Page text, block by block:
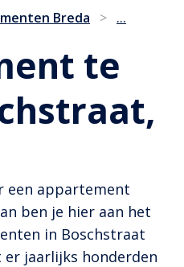
Breda > ...
te
een appartement
ben je hier aan het
in Boschstraat
jaarlijks honderden